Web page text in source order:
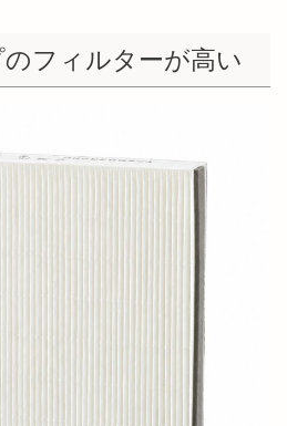
フィルターが高い